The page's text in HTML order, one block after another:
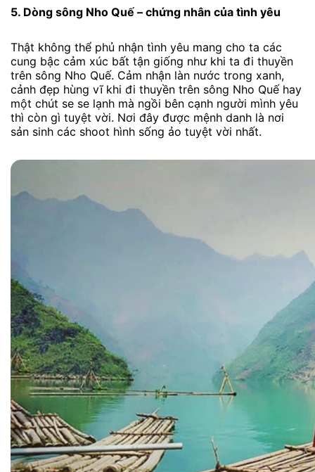
5. Dòng sông Nho Quế – chứng nhân của tình yêu
Thật không thể phủ nhận tình yêu mang cho ta các
cung bậc cảm xúc bất tận giống như khi ta đi thuyền
trên sông Nho Quế. Cảm nhận làn nước trong xanh,
cảnh đẹp hùng vĩ khi đi thuyền trên sông Nho Quế hay
một chút se se lạnh mà ngồi bên cạnh người mình yêu
thì còn gì tuyệt vời. Nơi đây được mệnh danh là nơi
sản sinh các shoot hình sống ảo tuyệt vời nhất.